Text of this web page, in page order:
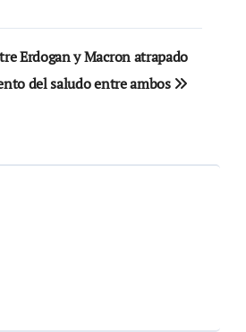
Erdogan y Macron atrapado
del saludo entre ambos